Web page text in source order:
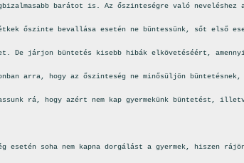
barátot is. Az őszinteségre való neveléshez
őszinte bevallása esetén ne büntessünk, sőt első
De járjon büntetés kisebb hibák elkövetéséért,
arra, hogy az őszinteség ne minősüljön büntetésnek,
rá, hogy azért nem kap gyermekünk büntetést,
esetén soha nem kapna dorgálást a gyermek, hiszen